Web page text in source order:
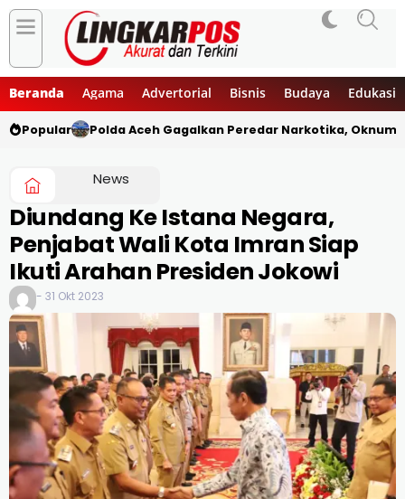
Beranda Agama Advertorial Bisnis Budaya Edukasi
Popular Polda Aceh Gagalkan Peredar Narkotika,
News
Diundang Ke Istana Negara,
Penjabat Wali Kota Imran Siap
Ikuti Arahan Presiden Jokowi
- 31 Okt 2023